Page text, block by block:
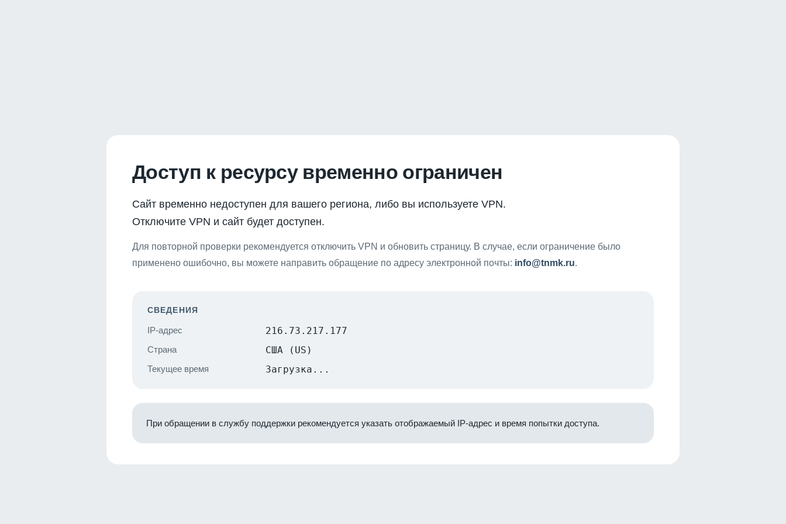
Доступ к ресурсу временно ограничен
Сайт временно недоступен для вашего региона, либо вы используете VPN.
Отключите VPN и сайт будет доступен.
Для повторной проверки рекомендуется отключить VPN и обновить страницу. В случае, если ограничение было
применено ошибочно, вы можете направить обращение по адресу электронной почты: info@tnmk.ru.
СВЕДЕНИЯ
IP-адрес 216.73.217.177
Страна США (US)
Текущее время Загрузка...
При обращении в службу поддержки рекомендуется указать отображаемый IP-адрес и время попытки доступа.